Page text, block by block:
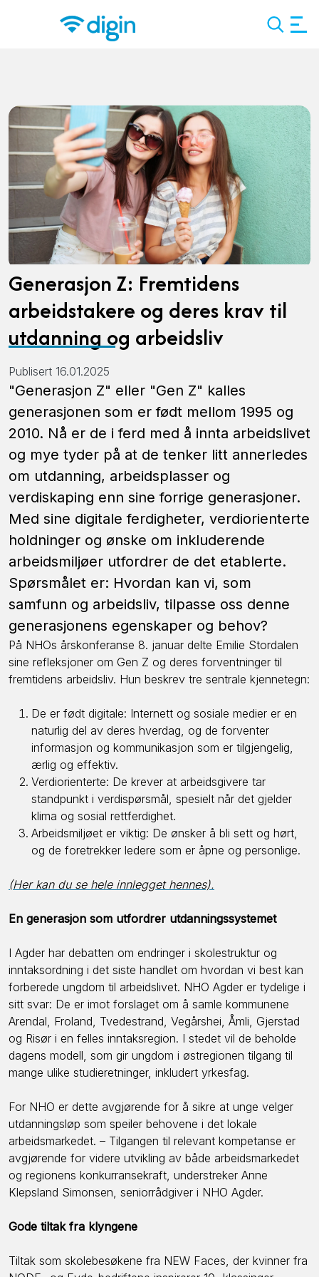
Generasjon Z: Fremtidens
arbeidstakere og deres krav til
utdanning og arbeidsliv
Publisert 16.01.2025
"Generasjon Z" eller "Gen Z" kalles
generasjonen som er født mellom 1995 og
2010. Nå er de i ferd med å innta arbeidslivet
og mye tyder på at de tenker litt annerledes
om utdanning, arbeidsplasser og
verdiskaping enn sine forrige generasjoner.
Med sine digitale ferdigheter, verdiorienterte
holdninger og ønske om inkluderende
arbeidsmiljøer utfordrer de det etablerte.
Spørsmålet er: Hvordan kan vi, som
samfunn og arbeidsliv, tilpasse oss denne
generasjonens egenskaper og behov?
På NHOs årskonferanse 8. januar delte Emilie Stordalen
sine refleksjoner om Gen Z og deres forventninger til
fremtidens arbeidsliv. Hun beskrev tre sentrale kjennetegn:
De er født digitale: Internett og sosiale medier er en
naturlig del av deres hverdag, og de forventer
informasjon og kommunikasjon som er tilgjengelig,
ærlig og effektiv.
Verdiorienterte: De krever at arbeidsgivere tar
standpunkt i verdispørsmål, spesielt når det gjelder
klima og sosial rettferdighet.
Arbeidsmiljøet er viktig: De ønsker å bli sett og hørt,
og de foretrekker ledere som er åpne og personlige.
(Her kan du se hele innlegget hennes).
En generasjon som utfordrer utdanningssystemet
I Agder har debatten om endringer i skolestruktur og
inntaksordning i det siste handlet om hvordan vi best kan
forberede ungdom til arbeidslivet. NHO Agder er tydelige i
sitt svar: De er imot forslaget om å samle kommunene
Arendal, Froland, Tvedestrand, Vegårshei, Åmli, Gjerstad
og Risør i en felles inntaksregion. I stedet vil de beholde
dagens modell, som gir ungdom i østregionen tilgang til
mange ulike studieretninger, inkludert yrkesfag.
For NHO er dette avgjørende for å sikre at unge velger
utdanningsløp som speiler behovene i det lokale
arbeidsmarkedet. – Tilgangen til relevant kompetanse er
avgjørende for videre utvikling av både arbeidsmarkedet
og regionens konkurransekraft, understreker Anne
Klepsland Simonsen, seniorrådgiver i NHO Agder.
Gode tiltak fra klyngene
Tiltak som skolebesøkene fra NEW Faces, der kvinner fra